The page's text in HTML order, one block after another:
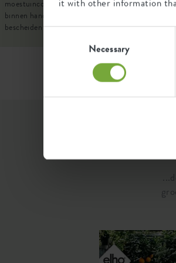
Necessary
SKU
moestuincollectie, waarbij zelfvoorzienend leven
binnen handbereik komt, alles in een herkenbare en
bescheiden vormgevingsstijl.